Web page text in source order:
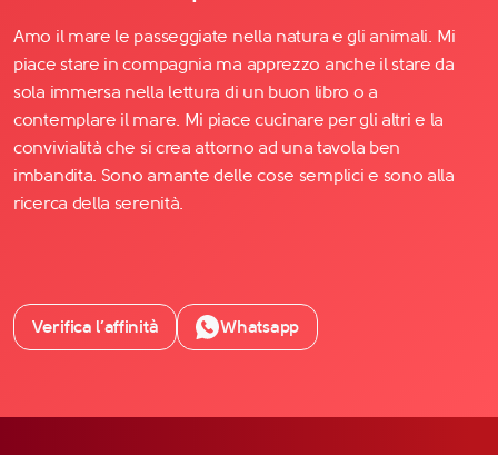
Amo il mare le passeggiate nella natura e gli animali. Mi
piace stare in compagnia ma apprezzo anche il stare da
sola immersa nella lettura di un buon libro o a
contemplare il mare. Mi piace cucinare per gli altri e la
convivialità che si crea attorno ad una tavola ben
imbandita. Sono amante delle cose semplici e sono alla
ricerca della serenità.
Verifica l’affinità Whatsapp